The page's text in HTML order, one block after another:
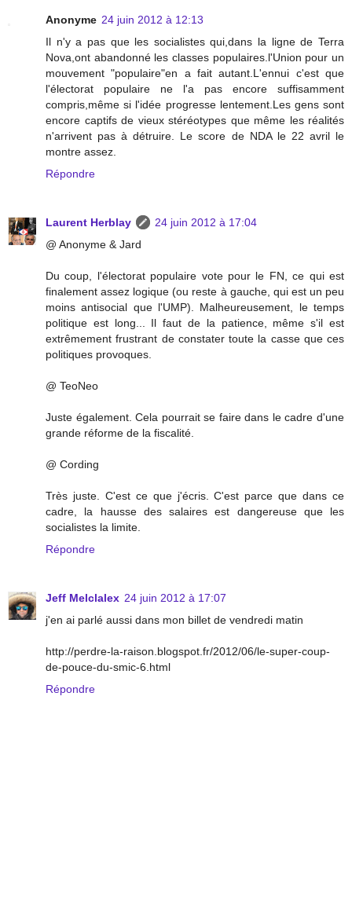
Anonyme 24 juin 2012 à 12:13
Il n'y a pas que les socialistes qui,dans la ligne de Terra
Nova,ont abandonné les classes populaires.l'Union pour un
mouvement "populaire"en a fait autant.L'ennui c'est que
l'électorat populaire ne l'a pas encore suffisamment
compris,même si l'idée progresse lentement.Les gens sont
encore captifs de vieux stéréotypes que même les réalités
n'arrivent pas à détruire. Le score de NDA le 22 avril le
montre assez.
Répondre
Laurent Herblay
24 juin 2012 à 17:04
@ Anonyme & Jard
Du coup, l'électorat populaire vote pour le FN, ce qui est
finalement assez logique (ou reste à gauche, qui est un peu
moins antisocial que l'UMP). Malheureusement, le temps
politique est long... Il faut de la patience, même s'il est
extrêmement frustrant de constater toute la casse que ces
politiques provoques.
@ TeoNeo
Juste également. Cela pourrait se faire dans le cadre d'une
grande réforme de la fiscalité.
@ Cording
Très juste. C'est ce que j'écris. C'est parce que dans ce
cadre, la hausse des salaires est dangereuse que les
socialistes la limite.
Répondre
Jeff Melclalex 24 juin 2012 à 17:07
j'en ai parlé aussi dans mon billet de vendredi matin
http://perdre-la-raison.blogspot.fr/2012/06/le-super-coup-
de-pouce-du-smic-6.html
Répondre